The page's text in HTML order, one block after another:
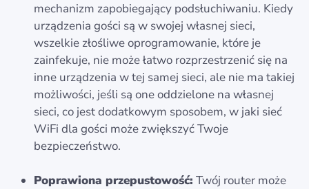
mechanizm zapobiegający podsłuchiwaniu. Kiedy
urządzenia gości są w swojej własnej sieci,
wszelkie złośliwe oprogramowanie, które je
zainfekuje, nie może łatwo rozprzestrzenić się na
inne urządzenia w tej samej sieci, ale nie ma takiej
możliwości, jeśli są one oddzielone na własnej
sieci, co jest dodatkowym sposobem, w jaki sieć
WiFi dla gości może zwiększyć Twoje
bezpieczeństwo.
Poprawiona przepustowość: Twój router może